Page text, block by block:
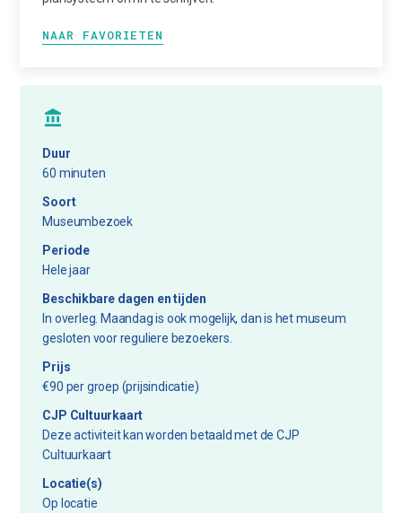
NAAR FAVORIETEN
Duur
60 minuten
Soort
Museumbezoek
Periode
Hele jaar
Beschikbare dagen en tijden
In overleg. Maandag is ook mogelijk, dan is het museum
gesloten voor reguliere bezoekers.
Prijs
€90 per groep (prijsindicatie)
CJP Cultuurkaart
Deze activiteit kan worden betaald met de CJP
Cultuurkaart
Locatie(s)
Op locatie